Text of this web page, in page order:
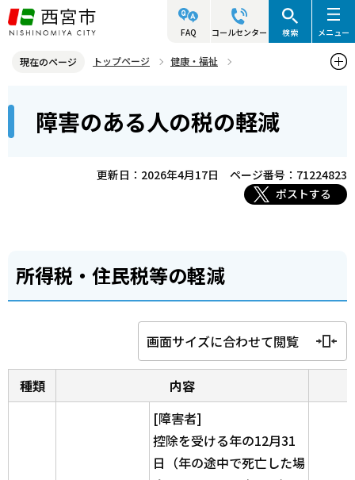
こ
の
ジ
先
FAQ コールセンター 検索 メニュー
現在のページ トップページ
健康・福祉
障害のある人の税の軽減
こ
障害のある人の税の軽減
更新日：2026年4月17日
ページ番号：71224823
ポストする
所得税・住民税等の軽減
画面サイズに合わせて閲覧
種類 内容
[障害者]
控除を受ける年の12月31
日（年の途中で死亡した場